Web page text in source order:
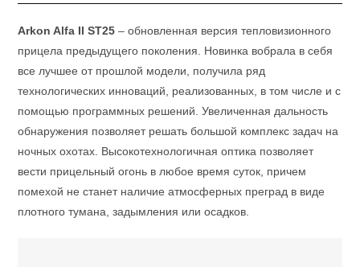
Arkon Alfa II ST25 – обновленная версия тепловизионного
прицела предыдущего поколения. Новинка вобрала в себя
все лучшее от прошлой модели, получила ряд
технологических инноваций, реализованных, в том числе и с
помощью программных решений. Увеличенная дальность
обнаружения позволяет решать большой комплекс задач на
ночных охотах. Высокотехнологичная оптика позволяет
вести прицельный огонь в любое время суток, причем
помехой не станет наличие атмосферных преград в виде
плотного тумана, задымления или осадков.